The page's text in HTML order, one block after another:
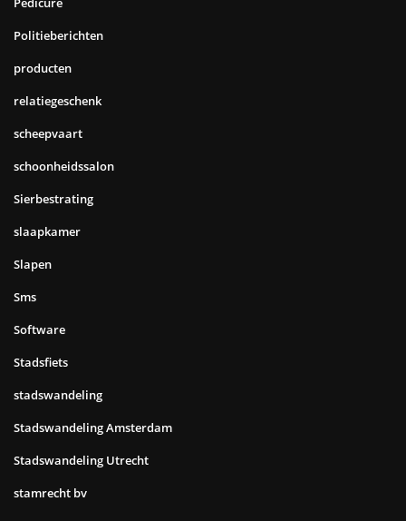
Politieberichten
producten
relatiegeschenk
scheepvaart
schoonheidssalon
Sierbestrating
slaapkamer
Slapen
Sms
Software
Stadsfiets
stadswandeling
Stadswandeling Amsterdam
Stadswandeling Utrecht
stamrecht bv